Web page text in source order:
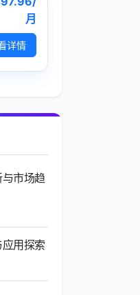
月
详情
市场趋
用探索